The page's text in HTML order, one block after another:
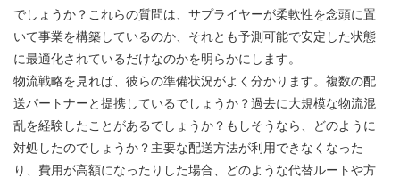
でしょうか？これらの質問は、サプライヤーが柔軟性を念頭に置
いて事業を構築しているのか、それとも予測可能で安定した状態
に最適化されているだけなのかを明らかにします。
物流戦略を見れば、彼らの準備状況がよく分かります。複数の配
送パートナーと提携しているでしょうか？過去に大規模な物流混
乱を経験したことがあるでしょうか？もしそうなら、どのように
対処したのでしょうか？主要な配送方法が利用できなくなった
り、費用が高額になったりした場合、どのような代替ルートや方